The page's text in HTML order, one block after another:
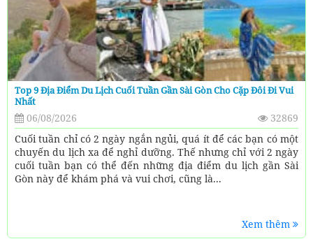
Top 9 Địa Điểm Du Lịch Cuối Tuần Gần Sài Gòn Cho Cặp Đôi Đi Vui
Nhất
06/08/2026
32869
Cuối tuần chỉ có 2 ngày ngắn ngủi, quá ít để các bạn có một
chuyến du lịch xa để nghỉ dưỡng. Thế nhưng chỉ với 2 ngày
cuối tuần bạn có thể đến những địa điểm du lịch gần Sài
Gòn này để khám phá và vui chơi, cũng là...
Xem thêm